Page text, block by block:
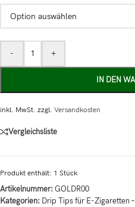
- +
IN DEN
inkl. MwSt. zzgl. Versandkosten
Vergleichsliste
Produkt enthält: 1 Stück
Artikelnummer: GOLDR00
Kategorien: Drip Tips für E-Zigaretten